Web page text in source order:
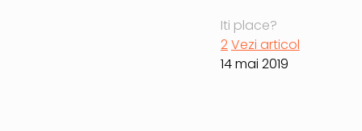
Iti place?
2Vezi articol
14 mai 2019